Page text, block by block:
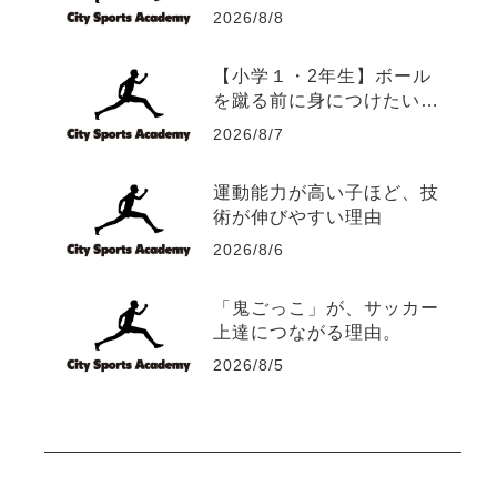
になる理由
2026/8/8
【小学１・2年生】ボール
を蹴る前に身につけたい5
つの運動能力
2026/8/7
運動能力が高い子ほど、技
術が伸びやすい理由
2026/8/6
「鬼ごっこ」が、サッカー
上達につながる理由。
2026/8/5